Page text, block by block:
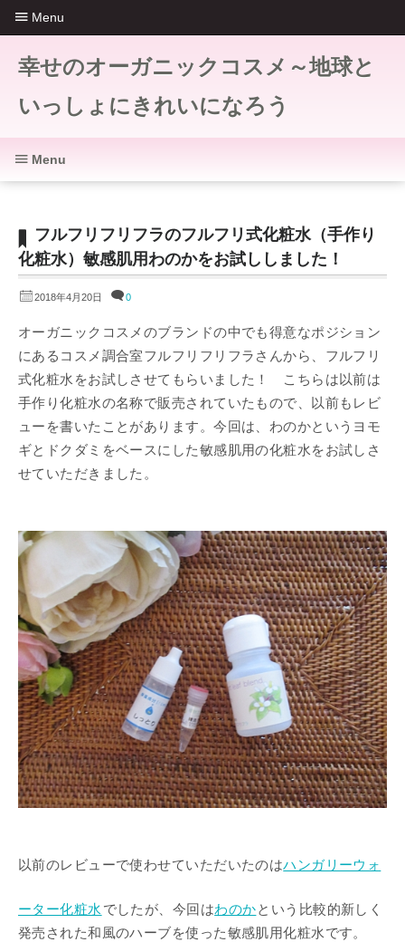
幸せのオーガニックコスメ～地球と
いっしょにきれいになろう
フルフリフリフラのフルフリ式化粧水（手作り
化粧水）敏感肌用わのかをお試ししました！
2018年4月20日 0
オーガニックコスメのブランドの中でも得意なポジション
にあるコスメ調合室フルフリフリフラさんから、フルフリ
式化粧水をお試しさせてもらいました！ こちらは以前は
手作り化粧水の名称で販売されていたもので、以前もレビ
ューを書いたことがあります。今回は、わのかというヨモ
ギとドクダミをベースにした敏感肌用の化粧水をお試しさ
せていただきました。
以前のレビューで使わせていただいたのはハンガリーウォ
ーター化粧水 でしたが、今回はわのかという比較的新しく
発売された和風のハーブを使った敏感肌用化粧水です。
Menu
Menu